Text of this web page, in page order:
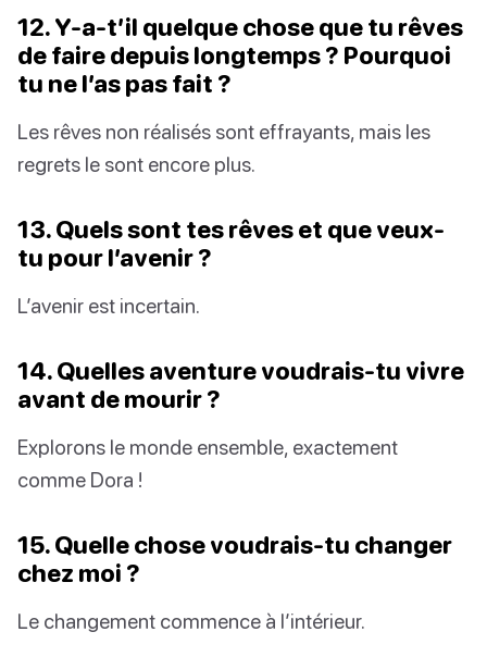
12. Y-a-t’il quelque chose que tu rêves
de faire depuis longtemps ? Pourquoi
tu ne l’as pas fait ?
Les rêves non réalisés sont effrayants, mais les
regrets le sont encore plus.
13. Quels sont tes rêves et que veux-
tu pour l’avenir ?
L’avenir est incertain.
14. Quelles aventure voudrais-tu vivre
avant de mourir ?
Explorons le monde ensemble, exactement
comme Dora !
15. Quelle chose voudrais-tu changer
chez moi ?
Le changement commence à l’intérieur.